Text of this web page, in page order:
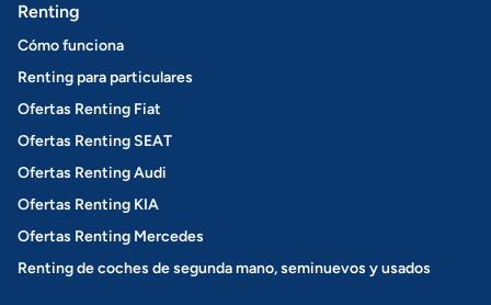
Renting
Cómo funciona
Renting para particulares
Ofertas Renting Fiat
Ofertas Renting SEAT
Ofertas Renting Audi
Ofertas Renting KIA
Ofertas Renting Mercedes
Renting de coches de segunda mano, seminuevos y usados